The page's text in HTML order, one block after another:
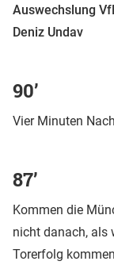
Auswechslung
Deniz Undav
90’
Vier Minuten
87’
Kommen die
nicht danach, als
Torerfolg